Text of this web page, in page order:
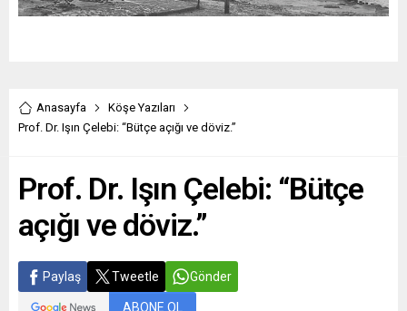
Anasayfa
Köşe Yazıları
Prof. Dr. Işın Çelebi: “Bütçe açığı ve döviz.”
Prof. Dr. Işın Çelebi: “Bütçe
açığı ve döviz.”
Paylaş Tweetle Gönder
ABONE OL